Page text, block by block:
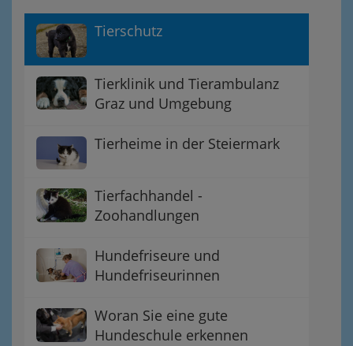
Tierschutz
Tierklinik und Tierambulanz
Graz und Umgebung
Tierheime in der Steiermark
Tierfachhandel -
Zoohandlungen
Hundefriseure und
Hundefriseurinnen
Woran Sie eine gute
Hundeschule erkennen